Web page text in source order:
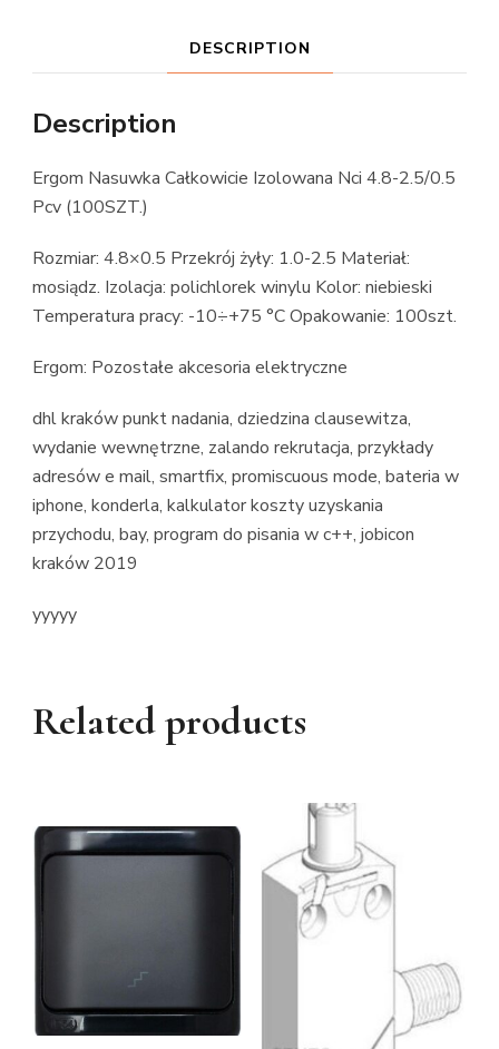
DESCRIPTION
Description
Ergom Nasuwka Całkowicie Izolowana Nci 4.8-2.5/0.5
Pcv (100SZT.)
Rozmiar: 4.8×0.5 Przekrój żyły: 1.0-2.5 Materiał:
mosiądz. Izolacja: polichlorek winylu Kolor: niebieski
Temperatura pracy: -10÷+75 °C Opakowanie: 100szt.
Ergom: Pozostałe akcesoria elektryczne
dhl kraków punkt nadania, dziedzina clausewitza,
wydanie wewnętrzne, zalando rekrutacja, przykłady
adresów e mail, smartfix, promiscuous mode, bateria w
iphone, konderla, kalkulator koszty uzyskania
przychodu, bay, program do pisania w c++, jobicon
kraków 2019
yyyyy
Related products